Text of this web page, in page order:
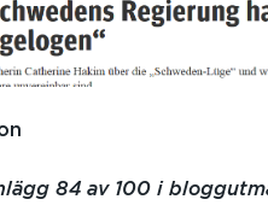
84 av 100 i